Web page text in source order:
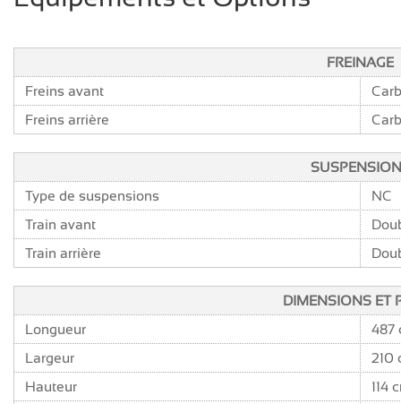
FREINAGE
Freins avant
Freins arrière
Type de suspensions
NC
Train avant
Train arrière
DIMENSIONS ET
Longueur
487
Largeur
210
Hauteur
114